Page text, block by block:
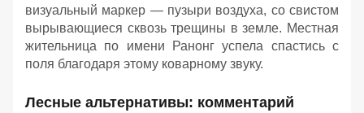
визуальный маркер — пузыри воздуха, со свистом
вырывающиеся сквозь трещины в земле. Местная
жительница по имени Ранонг успела спастись с
поля благодаря этому коварному звуку.
Лесные альтернативы: комментарий